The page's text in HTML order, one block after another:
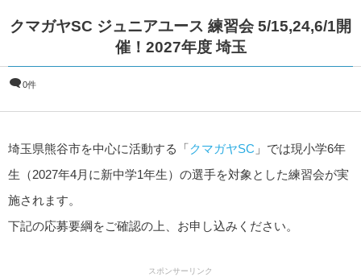
クマガヤSC ジュニアユース 練習会 5/15,24,6/1開
催！2027年度 埼玉
0件
埼玉県熊谷市を中心に活動する「クマガヤSC 」では現小学6年
生（2027年4月に新中学1年生）の選手を対象とした練習会が実
施されます。
下記の応募要綱をご確認の上、お申し込みください。
スポンサーリンク